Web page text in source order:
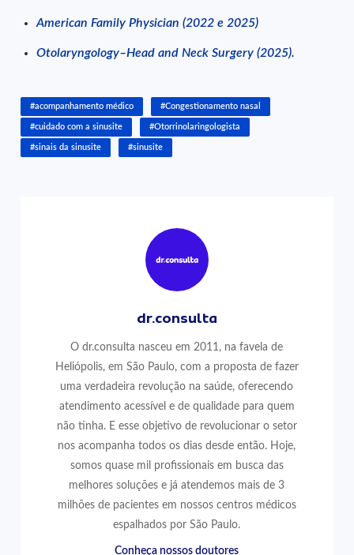
American Family Physician (2022 e 2025)
Otolaryngology–Head and Neck Surgery (2025).
#acompanhamento médico #Congestionamento nasal
#cuidado com a sinusite #Otorrinolaringologista
#sinais da sinusite #sinusite
dr.consulta
O dr.consulta nasceu em 2011, na favela de
Heliópolis, em São Paulo, com a proposta de fazer
uma verdadeira revolução na saúde, oferecendo
atendimento acessível e de qualidade para quem
não tinha. E esse objetivo de revolucionar o setor
nos acompanha todos os dias desde então. Hoje,
somos quase mil profissionais em busca das
melhores soluções e já atendemos mais de 3
milhões de pacientes em nossos centros médicos
espalhados por São Paulo.
Conheça nossos doutores